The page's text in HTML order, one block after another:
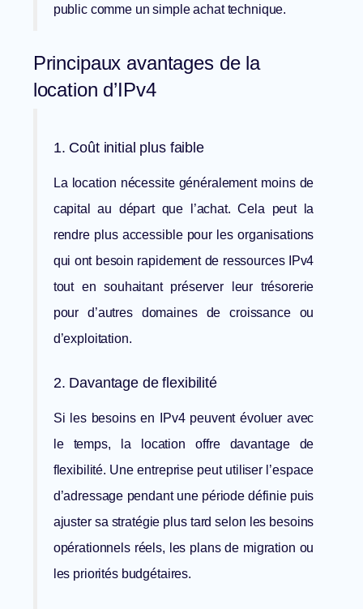
public comme un simple achat technique.
Principaux avantages de la
location d’IPv4
1. Coût initial plus faible
La location nécessite généralement moins de
capital au départ que l’achat. Cela peut la
rendre plus accessible pour les organisations
qui ont besoin rapidement de ressources IPv4
tout en souhaitant préserver leur trésorerie
pour d’autres domaines de croissance ou
d’exploitation.
2. Davantage de flexibilité
Si les besoins en IPv4 peuvent évoluer avec
le temps, la location offre davantage de
flexibilité. Une entreprise peut utiliser l’espace
d’adressage pendant une période définie puis
ajuster sa stratégie plus tard selon les besoins
opérationnels réels, les plans de migration ou
les priorités budgétaires.